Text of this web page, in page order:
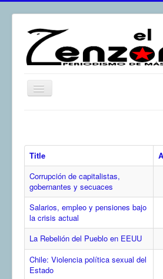
Toggle
Resistencia
Análisis
Multimedia
Archivos
Contacto
Afirmación
Title
Corrupción de capitalistas,
gobernantes y secuaces
Salarios, empleo y pensiones bajo
la crisis actual
La Rebelión del Pueblo en EEUU
Chile: Violencia política sexual del
Estado